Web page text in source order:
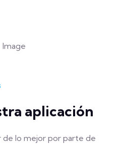
aplicación
lo mejor por parte de